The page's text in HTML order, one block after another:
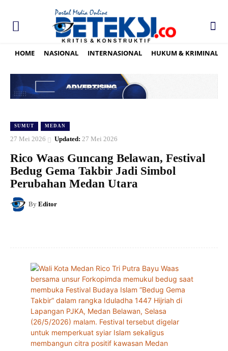
HOME NASIONAL INTERNASIONAL HUKUM & KRIMINAL
SUMUT MEDAN
27 Mei 2026 Updated: 27 Mei 2026
Rico Waas Guncang Belawan, Festival
Bedug Gema Takbir Jadi Simbol
Perubahan Medan Utara
By Editor